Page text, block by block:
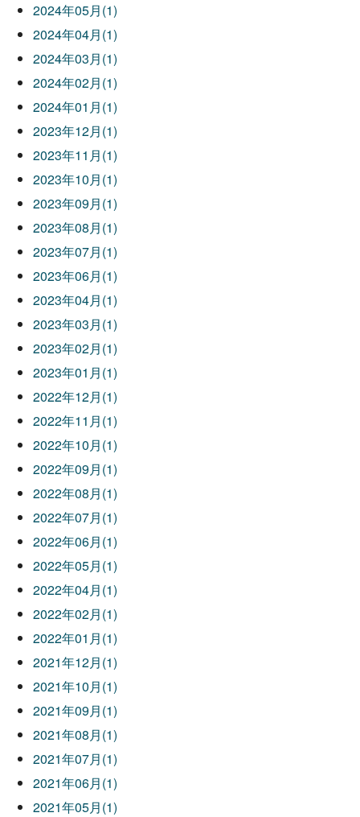
2024年05月(1)
2024年04月(1)
2024年03月(1)
2024年02月(1)
2024年01月(1)
2023年12月(1)
2023年11月(1)
2023年10月(1)
2023年09月(1)
2023年08月(1)
2023年07月(1)
2023年06月(1)
2023年04月(1)
2023年03月(1)
2023年02月(1)
2023年01月(1)
2022年12月(1)
2022年11月(1)
2022年10月(1)
2022年09月(1)
2022年08月(1)
2022年07月(1)
2022年06月(1)
2022年05月(1)
2022年04月(1)
2022年02月(1)
2022年01月(1)
2021年12月(1)
2021年10月(1)
2021年09月(1)
2021年08月(1)
2021年07月(1)
2021年06月(1)
2021年05月(1)